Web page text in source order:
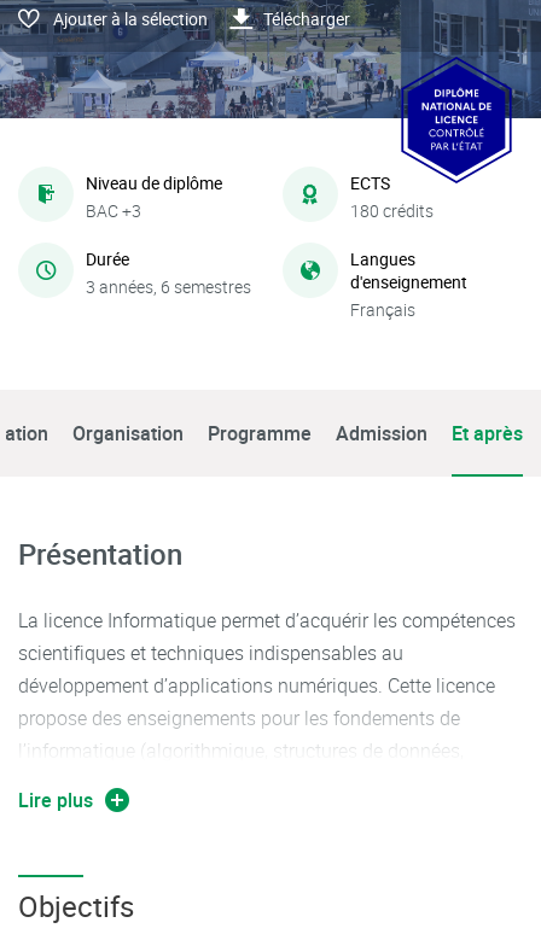
Ajouter à la sélection Télécharger
Niveau de diplôme
BAC +3
ECTS
180 crédits
Durée
3 années, 6 semestres
Langues
d'enseignement
Français
Organisation Programme Admission Et après
Présentation
La licence Informatique permet d’acquérir les compétences
scientifiques et techniques indispensables au
développement d’applications numériques. Cette licence
propose des enseignements pour les fondements de
l’informatique (algorithmique, structures de données,
systèmes d’exploitation) ainsi qu'en génie logiciel
(programmation, bases de données, gestion de projets,
L’apprentissage par projets est favorisé. En effet, la
Lire plus
Objectifs